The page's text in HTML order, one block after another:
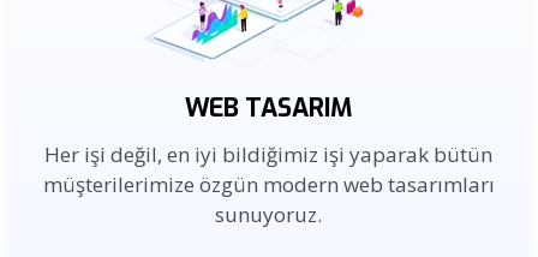
WEB TASARIM
Her işi değil, en iyi bildiğimiz işi yaparak bütün
müşterilerimize özgün modern web tasarımları
sunuyoruz.